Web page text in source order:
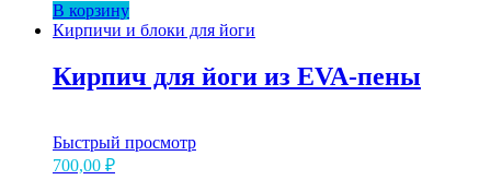
йоги
деревянный
В корзину
Кирпичи и блоки для йоги
Кирпич для йоги из EVA-пены
Быстрый просмотр
700,00 ₽